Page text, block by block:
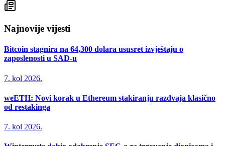
Najnovije vijesti
Bitcoin stagnira na 64,300 dolara ususret izvještaju o
zaposlenosti u SAD-u
7. kol 2026.
weETH: Novi korak u Ethereum stakiranju razdvaja klasično
od restakinga
7. kol 2026.